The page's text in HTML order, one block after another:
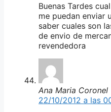
Buenas Tardes
me puedan enviar
saber cuales son
de envio de
revendedora
Ana Maria Coronel
22/10/2012 a las